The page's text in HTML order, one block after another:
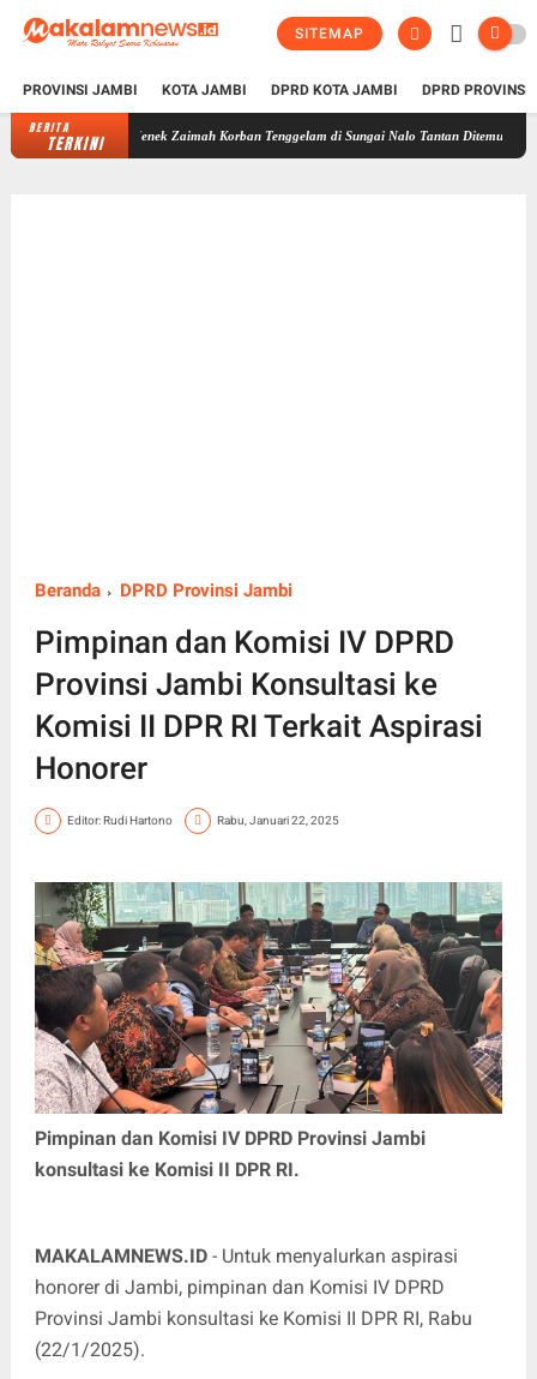
SITEMAP
PROVINSI JAMBI KOTA JAMBI DPRD KOTA JAMBI DPRD
BERITA
TERKINI
Nenek Zaimah Korban Tenggelam di Sungai Nalo Tantan Ditemukan Meninggal
Beranda DPRD Provinsi Jambi
Pimpinan dan Komisi IV DPRD
Provinsi Jambi Konsultasi ke
Komisi II DPR RI Terkait Aspirasi
Honorer
Editor: Rudi Hartono Rabu, Januari 22, 2025
Pimpinan dan Komisi IV DPRD Provinsi Jambi
konsultasi ke Komisi II DPR RI.
MAKALAMNEWS.ID - Untuk menyalurkan aspirasi
honorer di Jambi, pimpinan dan Komisi IV DPRD
Provinsi Jambi konsultasi ke Komisi II DPR RI, Rabu
(22/1/2025).